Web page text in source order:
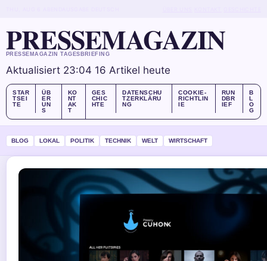
PRESSEMAGAZIN
PRESSEMAGAZIN TAGESBRIEFING
Aktualisiert 23:04 16 Artikel heute
STAR
TSEI
TE
ÜB
ER
UN
S
KO
NT
AK
T
GES
CHIC
HTE
DATENSCHU
TZERKLÄRU
NG
COOKIE-
RICHTLIN
IE
RUN
DBR
IEF
B
L
O
G
BLOG LOKAL POLITIK TECHNIK WELT WIRTSCHAFT